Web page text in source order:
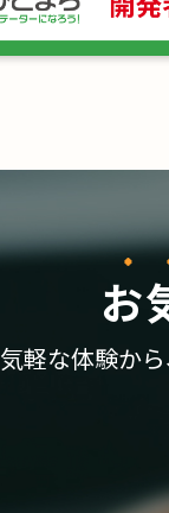
お
気軽な体験から